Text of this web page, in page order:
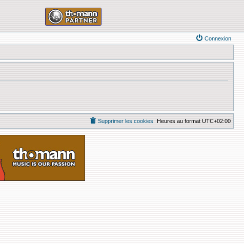
Connexion
Heures au format UTC+02:00
Supprimer les cookies